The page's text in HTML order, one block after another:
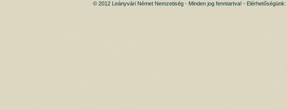
© 2012 Leányvári Német Nemzetiség - Minden jog fenntartva! - Elérhetőségünk: